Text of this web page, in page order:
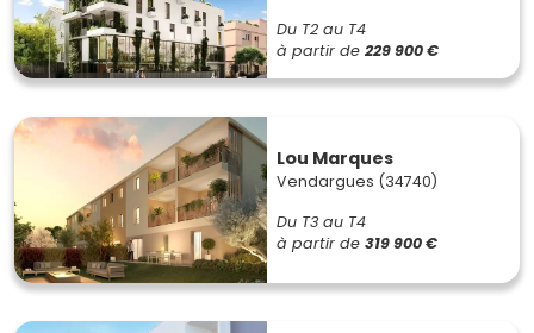
Du T2 au T4
à partir de 229 900 €
Lou Marques
Vendargues (34740)
Du T3 au T4
à partir de 319 900 €